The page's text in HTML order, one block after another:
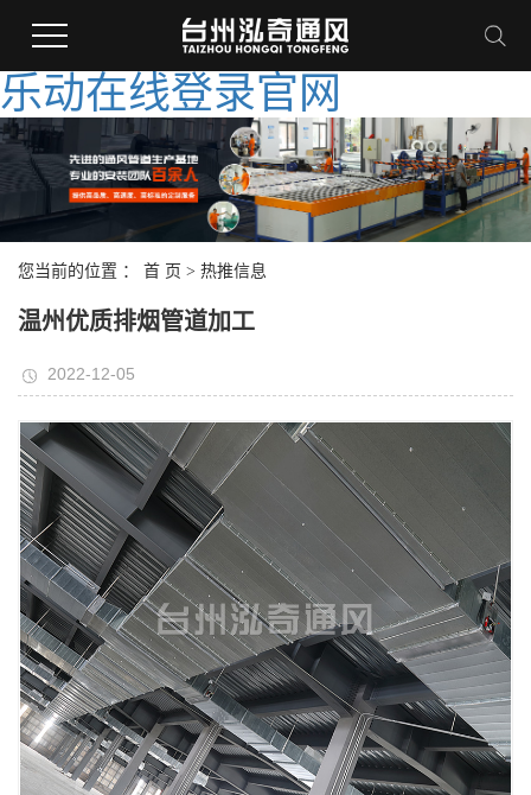
乐动在线登录官网
您当前的位置 ： 首 页 > 热推信息
温州优质排烟管道加工
2022-12-05